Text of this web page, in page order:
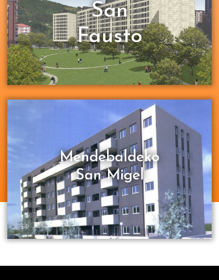
Mendebaldeko
San Migel
San
Fausto